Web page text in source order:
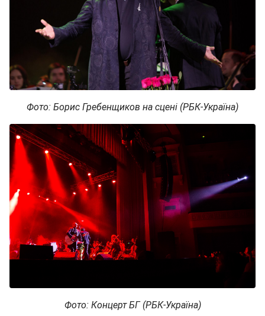
Фото: Борис Гребенщиков на сцені (РБК-Україна)
Фото: Концерт БГ (РБК-Україна)